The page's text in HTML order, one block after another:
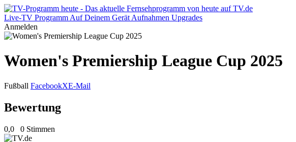
Live-TV Programm Auf Deinem Gerät Aufnahmen Upgrades
Anmelden
Women's Premiership League Cup 2025
Fußball FacebookXE-Mail
Bewertung
0,0 0 Stimmen